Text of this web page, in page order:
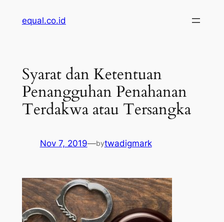
equal.co.id
Syarat dan Ketentuan
Penangguhan Penahanan
Terdakwa atau Tersangka
Nov 7, 2019—bytwadigmark